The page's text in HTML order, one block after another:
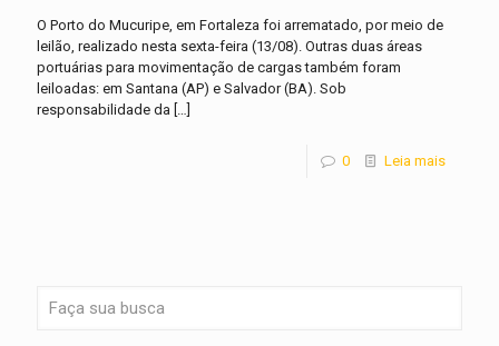
O Porto do Mucuripe, em Fortaleza foi arrematado, por meio de
leilão, realizado nesta sexta-feira (13/08). Outras duas áreas
portuárias para movimentação de cargas também foram
leiloadas: em Santana (AP) e Salvador (BA). Sob
responsabilidade da […]
0 Leia mais